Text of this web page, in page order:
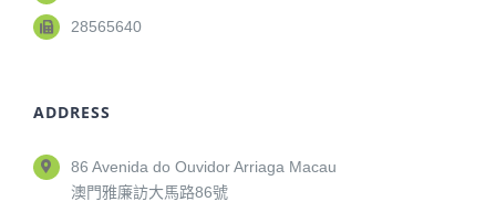
28565640
ADDRESS
86 Avenida do Ouvidor Arriaga Macau
澳門雅廉訪大馬路86號